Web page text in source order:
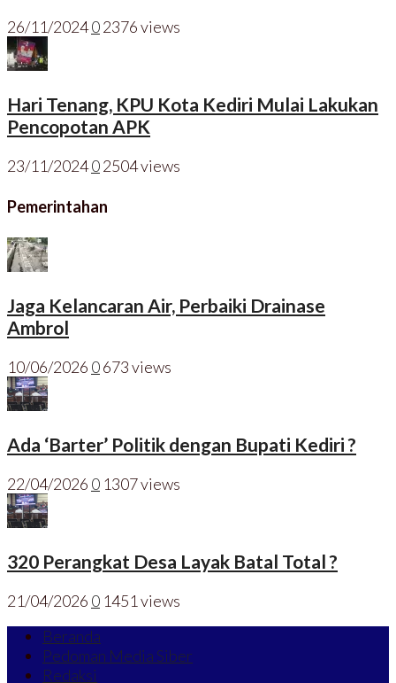
26/11/202402376 views
Hari Tenang, KPU Kota Kediri Mulai Lakukan
Pencopotan APK
23/11/202402504 views
Pemerintahan
Jaga Kelancaran Air, Perbaiki Drainase
Ambrol
10/06/2026 0673 views
Ada ‘Barter’ Politik dengan Bupati Kediri ?
22/04/2026 0 1307 views
320 Perangkat Desa Layak Batal Total ?
21/04/2026 0 1451 views
Beranda
Pedoman Media Siber
Redaksi